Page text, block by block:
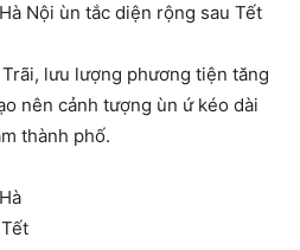
lưu lượng phương tiện tăng
nên cảnh tượng ùn ứ kéo dài
thành phố.